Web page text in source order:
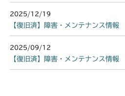
2025/12/19
【復旧済】障害・メンテナンス情報
2025/09/12
【復旧済】障害・メンテナンス情報